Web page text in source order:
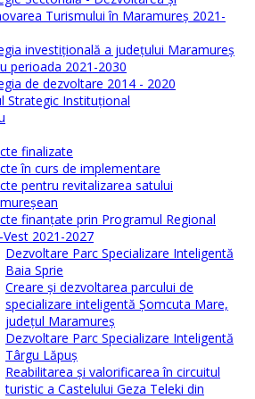
Turismului în Maramureș 2021-
investiţională a județului Maramureș
perioada 2021-2030
de dezvoltare 2014 - 2020
Strategic Instituţional
finalizate
în curs de implementare
pentru revitalizarea satului
finanțate prin Programul Regional
2021-2027
Dezvoltare Parc Specializare Inteligentă
Baia Sprie
Creare și dezvoltarea parcului de
specializare inteligentă Șomcuta Mare,
județul Maramureș
Dezvoltare Parc Specializare Inteligentă
Târgu Lăpuș
Reabilitarea și valorificarea în circuitul
turistic a Castelului Geza Teleki din